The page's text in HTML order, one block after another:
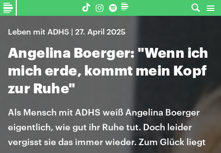
Leben mit ADHS | 27. April 2025
Angelina Boerger: "Wenn ich
mich erde, kommt mein Kopf
zur Ruhe"
Als Mensch mit ADHS weiß Angelina Boerger
eigentlich, wie gut ihr Ruhe tut. Doch leider
vergisst sie das immer wieder. Zum Glück liegt